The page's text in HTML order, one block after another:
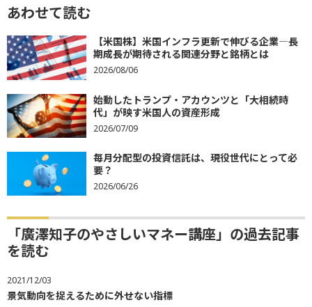
あわせて読む
【米国株】米国インフラ更新で伸びる企業―長
期成長が期待される関連分野と銘柄とは
2026/08/06
始動したトランプ・アカウンツと「大相続時
代」が映す米国人の資産形成
2026/07/09
毎月分配型の投資信託は、現役世代にとって必
要？
2026/06/26
「廣澤知子のやさしいマネー講座」の過去記事
を読む
2021/12/03
景気動向を捉えるために外せない指標